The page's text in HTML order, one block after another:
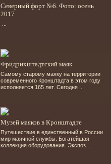
Северный форт №6. Фото: осень
2017
Фридрихштадтский маяк
Самому старому маяку на территории
современного Кронштадта в этом году
исполняется 165 лет. Сегодня ...
Музей маяков в Кронштадте
Путешествие в единственный в России
мир маячной службы. Богатейшая
коллекция оборудования. Экспоз...